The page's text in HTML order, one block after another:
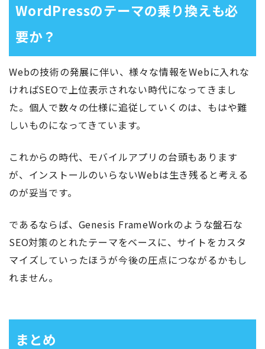
WordPressのテーマの乗り換えも必
要か？
Webの技術の発展に伴い、様々な情報をWebに入れな
ければSEOで上位表示されない時代になってきまし
た。個人で数々の仕様に追従していくのは、もはや難
しいものになってきています。
これからの時代、モバイルアプリの台頭もあります
が、インストールのいらないWebは生き残ると考える
のが妥当です。
であるならば、Genesis FrameWorkのような盤石な
SEO対策のとれたテーマをベースに、サイトをカスタ
マイズしていったほうが今後の圧点につながるかもし
れません。
まとめ